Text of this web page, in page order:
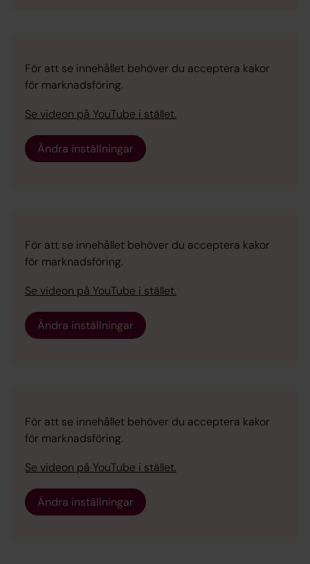
För att se innehållet behöver du acceptera kakor
för marknadsföring.
Se videon på YouTube i stället.
Ändra inställningar
För att se innehållet behöver du acceptera kakor
för marknadsföring.
Se videon på YouTube i stället.
Ändra inställningar
För att se innehållet behöver du acceptera kakor
för marknadsföring.
Se videon på YouTube i stället.
Ändra inställningar